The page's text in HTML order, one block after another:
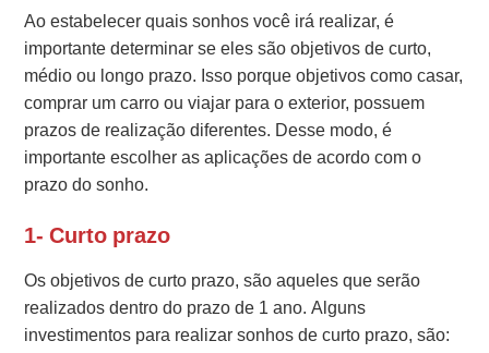
Ao estabelecer quais sonhos você irá realizar, é
importante determinar se eles são objetivos de curto,
médio ou longo prazo. Isso porque objetivos como casar,
comprar um carro ou viajar para o exterior, possuem
prazos de realização diferentes. Desse modo, é
importante escolher as aplicações de acordo com o
prazo do sonho.
1- Curto prazo
Os objetivos de curto prazo, são aqueles que serão
realizados dentro do prazo de 1 ano. Alguns
investimentos para realizar sonhos de curto prazo, são: